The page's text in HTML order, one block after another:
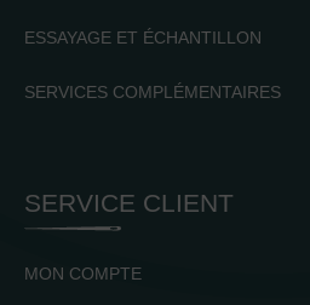
ESSAYAGE ET ÉCHANTILLON
SERVICES COMPLÉMENTAIRES
SERVICE CLIENT
MON COMPTE